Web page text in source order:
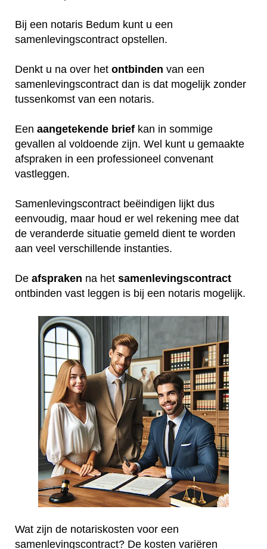
Bij een notaris Bedum kunt u een
samenlevingscontract opstellen.
Denkt u na over het ontbinden van een
samenlevingscontract dan is dat mogelijk zonder
tussenkomst van een notaris.
Een aangetekende brief kan in sommige
gevallen al voldoende zijn. Wel kunt u gemaakte
afspraken in een professioneel convenant
vastleggen.
Samenlevingscontract beëindigen lijkt dus
eenvoudig, maar houd er wel rekening mee dat
de veranderde situatie gemeld dient te worden
aan veel verschillende instanties.
De afspraken na het samenlevingscontract
ontbinden vast leggen is bij een notaris mogelijk.
Wat zijn de notariskosten voor een
samenlevingscontract? De kosten variëren